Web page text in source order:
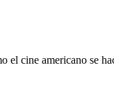
el cine americano se